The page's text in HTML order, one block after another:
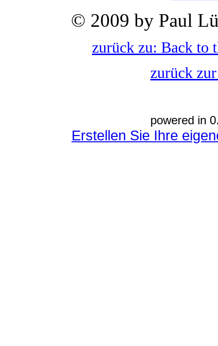
© 2009 by Paul
zurück zu: Back to
zurück
powered in
Erstellen Sie Ihre